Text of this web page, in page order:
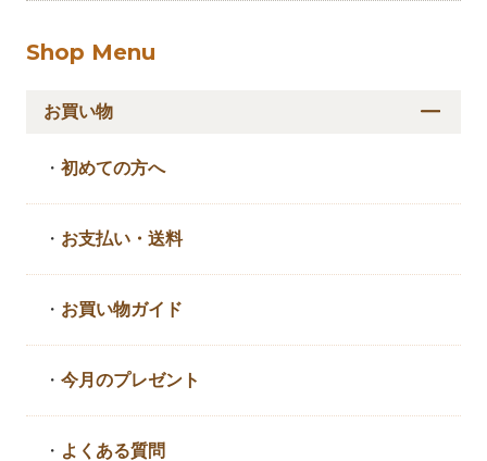
Shop Menu
お買い物
・初めての方へ
・ お支払い・送料
・ お買い物ガイド
・今月のプレゼント
・ よくある質問